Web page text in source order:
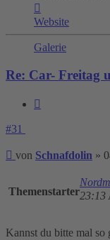
von
Schnafdolin
Website
Galerie
Re: Car- Freitag
#31
Beitrag
von Schnafdolin »
Themenstarter23:13
Kannst du bitte mal so